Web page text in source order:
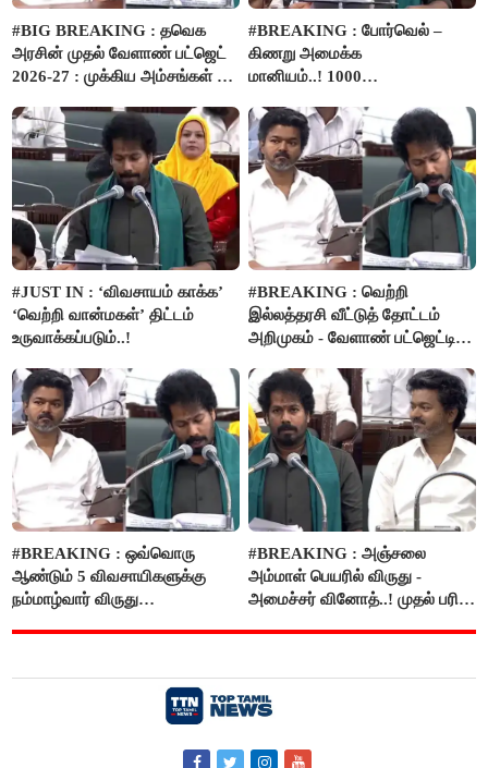
#BIG BREAKING : தவெக
அரசின் முதல் வேளாண் பட்ஜெட்
2026-27 : முக்கிய அம்சங்கள் ஓர்
#BREAKING : போர்வெல் –
கிணறு அமைக்க
மானியம்..! 1000
பம்புசெட் வழங்கப்படும்..!
#JUST IN : ‘விவசாயம் காக்க’
‘வெற்றி வான்மகள்’ திட்டம்
உருவாக்கப்படும்..!
#BREAKING : வெற்றி
இல்லத்தரசி வீட்டுத் தோட்டம்
அறிமுகம் - வேளாண் பட்ஜெட்டில்
#BREAKING : ஒவ்வொரு
ஆண்டும் 5 விவசாயிகளுக்கு
நம்மாழ்வார் விருது
#BREAKING : அஞ்சலை
அம்மாள் பெயரில் விருது -
அமைச்சர் வினோத்..! முதல் பரிசு